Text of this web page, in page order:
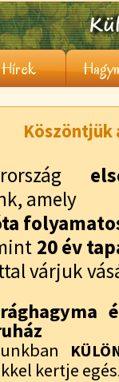
Hírek
Köszöntjük
amely
20 év
várjuk
kertje